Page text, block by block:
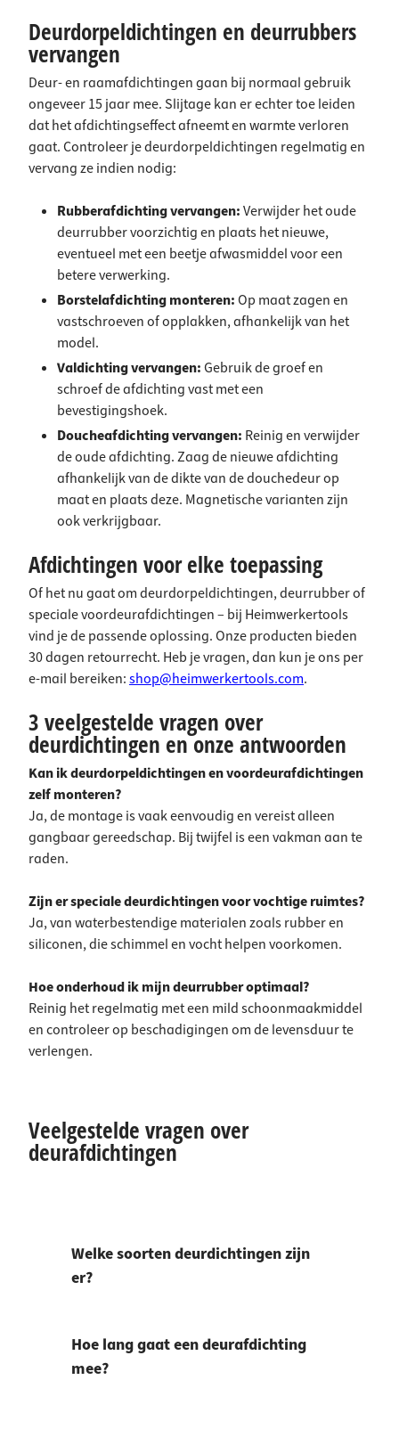
Deurdorpeldichtingen en deurrubbers
vervangen
Deur- en raamafdichtingen gaan bij normaal gebruik
ongeveer 15 jaar mee. Slijtage kan er echter toe leiden
dat het afdichtingseffect afneemt en warmte verloren
gaat. Controleer je deurdorpeldichtingen regelmatig en
vervang ze indien nodig:
Rubberafdichting vervangen:Verwijder het oude
deurrubber voorzichtig en plaats het nieuwe,
eventueel met een beetje afwasmiddel voor een
betere verwerking.
Borstelafdichting monteren:Op maat zagen en
vastschroeven of opplakken, afhankelijk van het
model.
Valdichting vervangen:Gebruik de groef en
schroef de afdichting vast met een
bevestigingshoek.
Doucheafdichting vervangen: Reinig en verwijder
de oude afdichting. Zaag de nieuwe afdichting
afhankelijk van de dikte van de douchedeur op
maat en plaats deze. Magnetische varianten zijn
ook verkrijgbaar.
Afdichtingen voor elke toepassing
Of het nu gaat om deurdorpeldichtingen, deurrubber of
speciale voordeurafdichtingen – bij Heimwerkertools
vind je de passende oplossing. Onze producten bieden
30 dagen retourrecht. Heb je vragen, dan kun je ons per
e-mail bereiken:shop@heimwerkertools.com.
3 veelgestelde vragen over
deurdichtingen en onze antwoorden
Kan ik deurdorpeldichtingen en voordeurafdichtingen
zelf monteren?
Ja, de montage is vaak eenvoudig en vereist alleen
gangbaar gereedschap. Bij twijfel is een vakman aan te
raden.
Zijn er speciale deurdichtingen voor vochtige ruimtes?
Ja, van waterbestendige materialen zoals rubber en
siliconen, die schimmel en vocht helpen voorkomen.
Hoe onderhoud ik mijn deurrubber optimaal?
Reinig het regelmatig met een mild schoonmaakmiddel
en controleer op beschadigingen om de levensduur te
verlengen.
Veelgestelde vragen over
deurafdichtingen
Welke soorten deurdichtingen zijn
er?
Hoe lang gaat een deurafdichting
mee?